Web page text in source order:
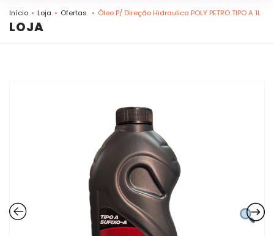
Início Loja Ofertas Óleo P/ Direção Hidraulica POLY PETRO TIPO A 1L
LOJA